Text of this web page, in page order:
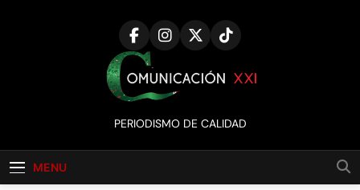
Comunicación
XXI
PERIODISMO DE CALIDAD
MENU